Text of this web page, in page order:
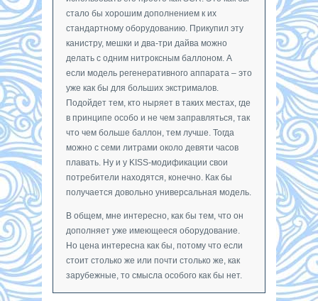
стало бы хорошим дополнением к их
стандартному оборудованию. Прикупил эту
канистру, мешки и два-три дайва можно
делать с одним нитроксным баллоном. А
если модель регенеративного аппарата – это
уже как бы для больших экстрималов.
Подойдет тем, кто ныряет в таких местах, где
в принципе особо и не чем заправляться, так
что чем больше баллон, тем лучше. Тогда
можно с семи литрами около девяти часов
плавать. Ну и у KISS-модификации свои
потребители находятся, конечно. Как бы
получается довольно универсальная модель.
В общем, мне интересно, как бы тем, что он
дополняет уже имеющееся оборудование.
Но цена интересна как бы, потому что если
стоит столько же или почти столько же, как
зарубежные, то смысла особого как бы нет.